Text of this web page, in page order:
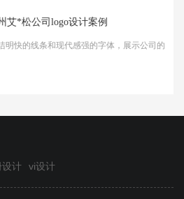
艾*松公司logo设计案例
明快的线条和现代感强的字体，展示公司的
设计 vi设计